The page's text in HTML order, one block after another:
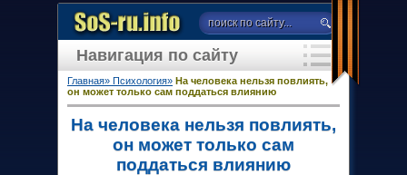
Главная» Психология» На человека нельзя повлиять,
он может только сам поддаться влиянию
На человека нельзя повлиять,
он может только сам
поддаться влиянию
Навигация по сайту